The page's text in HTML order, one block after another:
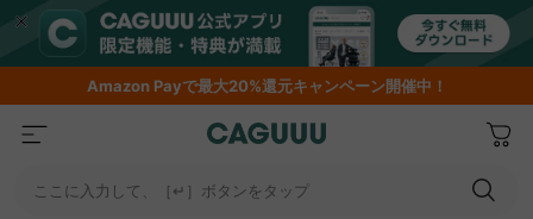
AmazonPayで最大20%還元キャンペーン開催中！
ここに入力して、［↵］ボタンをタップ